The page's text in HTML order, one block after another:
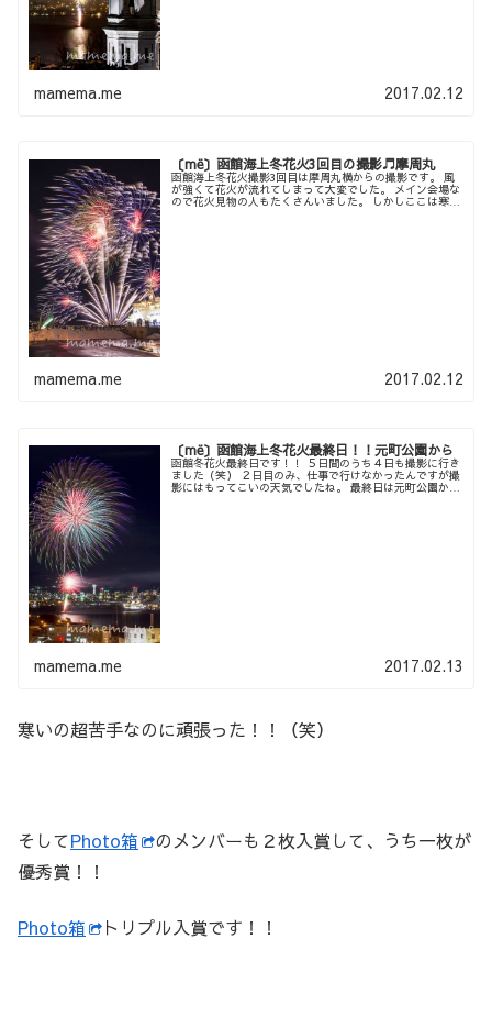
mamema.me 2017.02.12
〔më〕函館海上冬花火3回目の撮影♬摩周丸
函館海上冬花火撮影3回目は摩周丸横からの撮影です。 風
が強くて花火が流れてしまって大変でした。 メイン会場な
ので花火見物の人もたくさんいました。 しかしここは寒
mamema.me 2017.02.12
〔më〕函館海上冬花火最終日！！元町公園から
函館冬花火最終日です！！ ５日間のうち４日も撮影に行き
ました（笑） ２日目のみ、仕事で行けなかったんですが撮
影にはもってこいの天気でしたね。 最終日は元町公園から
mamema.me 2017.02.13
寒いの超苦手なのに頑張った！！（笑）
そしてPhoto箱
のメンバーも２枚入賞して、うち一枚が
優秀賞！！
Photo箱 トリプル入賞です！！